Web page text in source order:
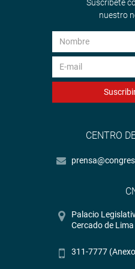
propone eliminar la
OFICINA DE
INSTITUCIONAL
Suscríbete
nuestro
CENTRO
Palacio
Cercado de Lima
311-7777